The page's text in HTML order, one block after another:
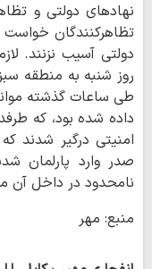
نهادهای دولتی و
تظاهرکنندگان
دولتی آسیب نزنند.
روز شنبه به منطقه
طی ساعات گذشته
داده شده بود، که
امنیتی درگیر شدند
صدر وارد پارلمان
نامحدود در داخل آن
منبع: مهر